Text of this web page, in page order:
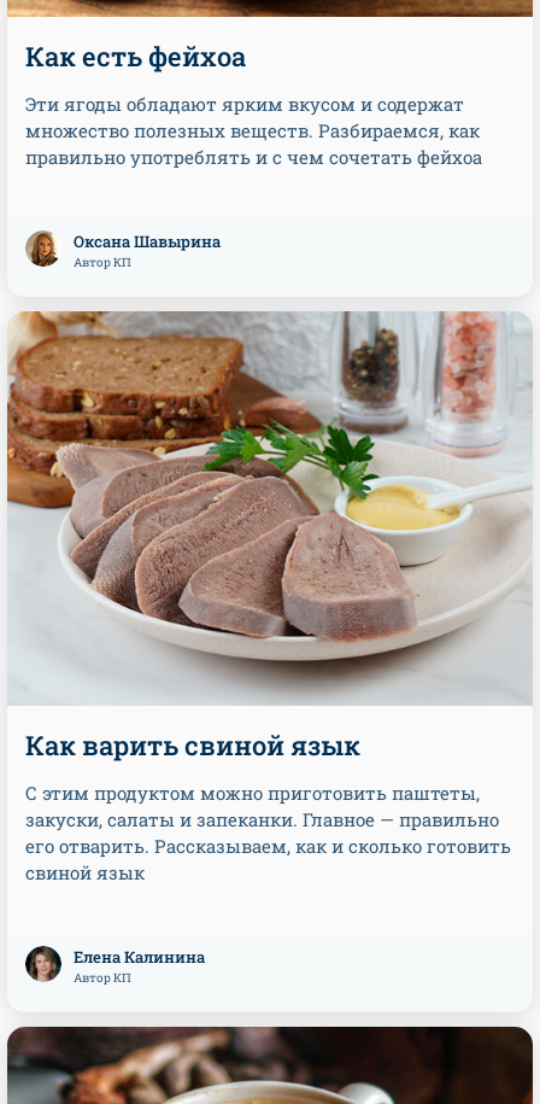
Как есть фейхоа
Эти ягоды обладают ярким вкусом и содержат
множество полезных веществ. Разбираемся, как
правильно употреблять и с чем сочетать фейхоа
Оксана Шавырина
Автор КП
Как варить свиной язык
С этим продуктом можно приготовить паштеты,
закуски, салаты и запеканки. Главное — правильно
его отварить. Рассказываем, как и сколько готовить
свиной язык
Елена Калинина
Автор КП